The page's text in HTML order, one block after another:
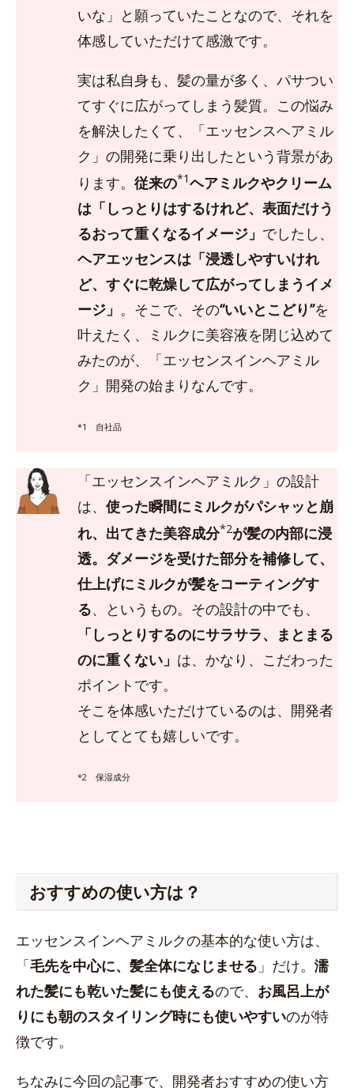
いな」と願っていたことなので、それを
体感していただけて感激です。
実は私自身も、髪の量が多く、パサつい
てすぐに広がってしまう髪質。この悩み
を解決したくて、「エッセンスヘアミル
ク」の開発に乗り出したという背景があ
ります。従来の*1ヘアミルクやクリーム
は「しっとりはするけれど、表面だけう
るおって重くなるイメージ」 でしたし、
ヘアエッセンスは「浸透しやすいけれ
ど、すぐに乾燥して広がってしまうイメ
ージ」 。そこで、その“いいとこどり”を
叶えたく、ミルクに美容液を閉じ込めて
みたのが、「エッセンスインヘアミル
ク」開発の始まりなんです。
*1 自社品
「エッセンスインヘアミルク」の設計
は、使った瞬間にミルクがパシャッと崩
れ、出てきた美容成分*2が髪の内部に浸
透。ダメージを受けた部分を補修して、
仕上げにミルクが髪をコーティングす
る、というもの。その設計の中でも、
「しっとりするのにサラサラ、まとまる
のに重くない」 は、かなり、こだわった
ポイントです。
そこを体感いただけているのは、開発者
としてとても嬉しいです。
*2 保湿成分
おすすめの使い方は？
エッセンスインヘアミルクの基本的な使い方は、
「毛先を中心に、髪全体になじませる 」だけ。 濡
れた髪にも乾いた髪にも使えるので、 お風呂上が
りにも朝のスタイリング時にも使いやすいのが特
徴です。
ちなみに今回の記事で、開発者おすすめの使い方